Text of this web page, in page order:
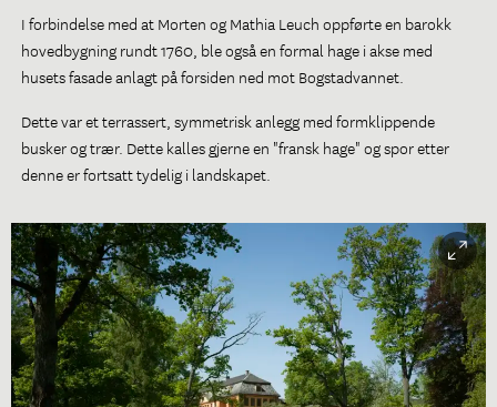
I forbindelse med at Morten og Mathia Leuch oppførte en barokk
hovedbygning rundt 1760, ble også en formal hage i akse med
husets fasade anlagt på forsiden ned mot Bogstadvannet.
Dette var et terrassert, symmetrisk anlegg med formklippende
busker og trær. Dette kalles gjerne en "fransk hage" og spor etter
denne er fortsatt tydelig i landskapet.